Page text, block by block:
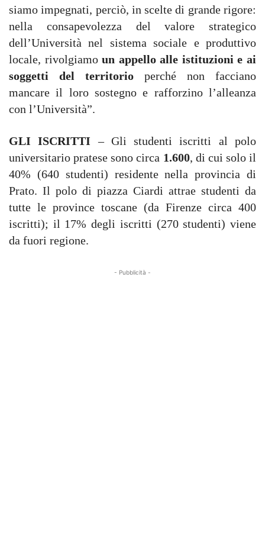
siamo impegnati, perciò, in scelte di grande rigore:
nella consapevolezza del valore strategico
dell’Università nel sistema sociale e produttivo
locale, rivolgiamoun appello alle istituzioni e ai
soggetti del territorio perché non facciano
mancare il loro sostegno e rafforzino l’alleanza
con l’Università”.
GLI ISCRITTI– Gli studenti iscritti al polo
universitario pratese sono circa 1.600, di cui solo il
40% (640 studenti) residente nella provincia di
Prato. Il polo di piazza Ciardi attrae studenti da
tutte le province toscane (da Firenze circa 400
iscritti); il 17% degli iscritti (270 studenti) viene
da fuori regione. 
- Pubblicità -